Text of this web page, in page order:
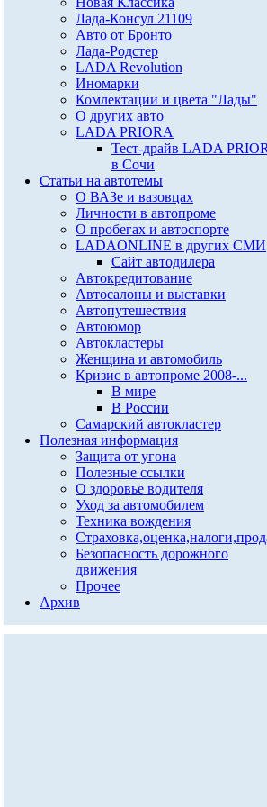
Лада-Консул 21109
Авто от Бронто
Лада-Родстер
LADA Revolution
Иномарки
Комлектации и цвета "Лады"
О других авто
LADA PRIORA
Тест-драйв LADA
в Сочи
Статьи на автотемы
О ВАЗе и вазовцах
Личности в автопроме
О пробегах и автоспорте
LADAONLINE в других СМИ
Сайт автодилера
Автокредитование
Автосалоны и выставки
Автопутешествия
Автоюмор
Автокластеры
Женщина и автомобиль
Кризис в автопроме 2008-...
В мире
В России
Самарский автокластер
Полезная информация
Защита от угона
Полезные ссылки
О здоровье водителя
Уход за автомобилем
Техника вождения
Безопасность дорожного
движения
Прочее
Архив